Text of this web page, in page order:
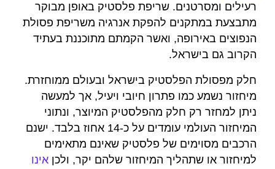
רעילים ומסרטנים. שריפת פלסטיק באופן מבוקר
מתבצעת במתקנים להפקת אנרגיה משריפת פסולת
הנפוצים באירופה, ואשר הקמתם מתוכננת בעתיד
הקרוב גם בישראל.
חלק מפסולת הפלסטיק בישראל ובעולם ממוחזרת.
מיחזור נשמע כמו פתרון חיובי ויעיל, אך למעשה
ניתן למחזר רק חלק מהפלסטיק המיוצר, ונתוני
המיחזור העולמי עומדים על כ-14 אחוז בלבד. ישנם
הרכבים מסוימים של פלסטיק שאינם מתאימים
למיחזור או שתהליך המיחזור שלהם יקר, ולכן אינו